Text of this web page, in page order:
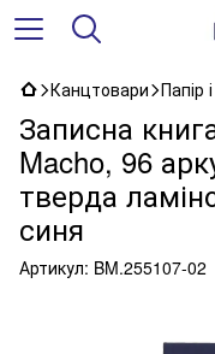
Канцтовари Папір
Записна
Macho, 96
тверда
синя
Артикул: BM.255107-02